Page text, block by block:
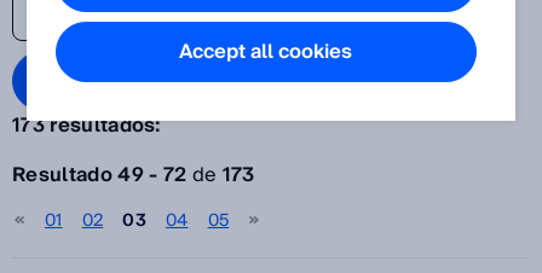
Search Blog
Año
Seleccione
173 resultados:
Resultado 49 - 72de 173
01 02 03 04 05
Accept all cookies